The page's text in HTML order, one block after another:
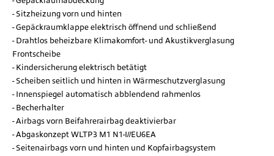
Sitzheizung vorn und hinten
Gepäckraumklappe elektrisch öffnend und schließend
Drahtlos beheizbare Klimakomfort- und Akustikverglasung
Frontscheibe
Kindersicherung elektrisch betätigt
Scheiben seitlich und hinten in Wärmeschutzverglasung
Innenspiegel automatisch abblendend rahmenlos
Becherhalter
Airbags vorn Beifahrerairbag deaktivierbar
Abgaskonzept WLTP3 M1 N1-I//EU6EA
Seitenairbags vorn und hinten und Kopfairbagsystem